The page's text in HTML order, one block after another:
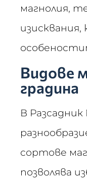
магнолия,
изисквания,
Видове
градина
В
сортове
позволява